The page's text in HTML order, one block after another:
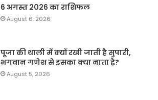
6 अगस्त 2026 का राशिफल
August 6, 2026
पूजा की थाली में क्यों रखी जाती है सुपारी,
भगवान गणेश से इसका क्या नाता है?
August 5, 2026